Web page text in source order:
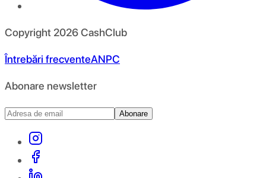
Copyright 2026CashClub
Întrebări frecventeANPC
Abonare newsletter
Abonare